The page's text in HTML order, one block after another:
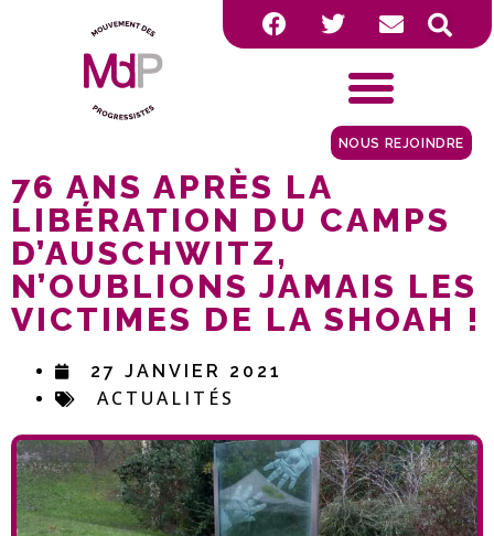
NOUS REJOINDRE
76 ANS APRÈS LA
LIBÉRATION DU CAMPS
D’AUSCHWITZ,
N’OUBLIONS JAMAIS LES
VICTIMES DE LA SHOAH !
27 JANVIER 2021
ACTUALITÉS